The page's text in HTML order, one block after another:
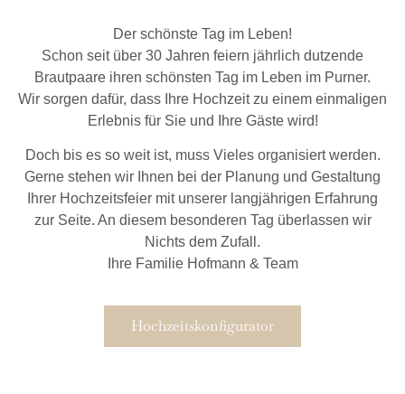
Der schönste Tag im Leben!
Schon seit über 30 Jahren feiern jährlich dutzende
Brautpaare ihren schönsten Tag im Leben im Purner.
Wir sorgen dafür, dass Ihre Hochzeit zu einem einmaligen
Erlebnis für Sie und Ihre Gäste wird!
Doch bis es so weit ist, muss Vieles organisiert werden.
Gerne stehen wir Ihnen bei der Planung und Gestaltung
Ihrer Hochzeitsfeier mit unserer langjährigen Erfahrung
zur Seite. An diesem besonderen Tag überlassen wir
Nichts dem Zufall.
Ihre Familie Hofmann & Team
Hochzeitskonfigurator